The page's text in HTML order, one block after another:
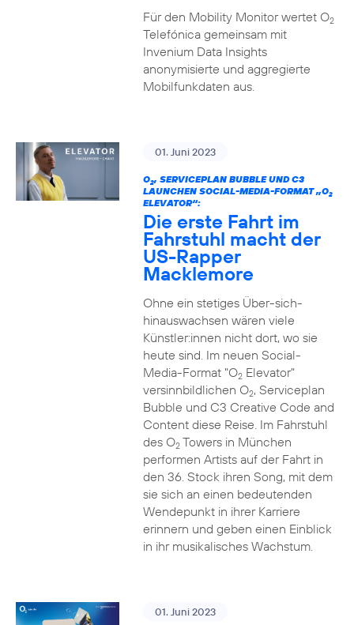
Für den Mobility Monitor wertet O2
Telefónica gemeinsam mit
Invenium Data Insights
anonymisierte und aggregierte
Mobilfunkdaten aus.
01. Juni 2023
O2, SERVICEPLAN BUBBLE UND C3
LAUNCHEN SOCIAL-MEDIA-FORMAT „O2
ELEVATOR“:
Die erste Fahrt im
Fahrstuhl macht der
US-Rapper
Macklemore
Ohne ein stetiges Über-sich-
hinauswachsen wären viele
Künstler:innen nicht dort, wo sie
heute sind. Im neuen Social-
Media-Format "O2Elevator"
versinnbildlichen O2, Serviceplan
Bubble und C3 Creative Code and
Content diese Reise. Im Fahrstuhl
des O2Towers in München
performen Artists auf der Fahrt in
den 36. Stock ihren Song, mit dem
sie sich an einen bedeutenden
Wendepunkt in ihrer Karriere
erinnern und geben einen Einblick
in ihr musikalisches Wachstum.
01. Juni 2023